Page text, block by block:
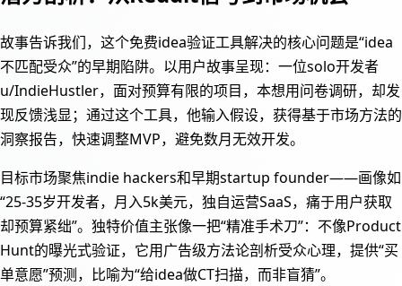
故事告诉我们，这个免费idea验证工具解决的核心问题是“idea
不匹配受众”的早期陷阱。以用户故事呈现：一位solo开发者
u/IndieHustler，面对预算有限的项目，本想用问卷调研，却发
现反馈浅显；通过这个工具，他输入假设，获得基于市场方法的
洞察报告，快速调整MVP，避免数月无效开发。
目标市场聚焦indie hackers和早期startup founder——画像如
“25-35岁开发者，月入5k美元，独自运营SaaS，痛于用户获取
却预算紧绌”。独特价值主张像一把“精准手术刀”：不像Product
Hunt的曝光式验证，它用广告级方法论剖析受众心理，提供“买
单意愿”预测，比喻为“给idea做CT扫描，而非盲猜”。